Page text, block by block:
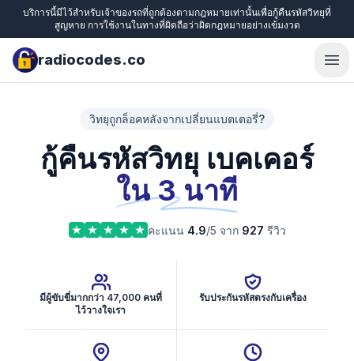
บริการนี้มีไว้สำหรับเจ้าของรถที่ถูกต้องตามกฎหมายเท่านั้นเพื่อกู้คืนรหัสวิทยุที่
สูญหาย การใช้งานในทางที่ผิดถือว่าผิดกฎหมายอย่างเข้มงวด
radiocodes.co
วิทยุถูกล็อคหลังจากเปลี่ยนแบตเตอรี่?
กู้คืนรหัสวิทยุ เบคเคอร์
ใน 3 นาที
คะแนน 4.9/5 จาก 927 รีวิว
มีผู้ขับขี่มากกว่า 47,000 คนที่
ไว้วางใจเรา
รับประกันรหัสตรงกับเครื่อง